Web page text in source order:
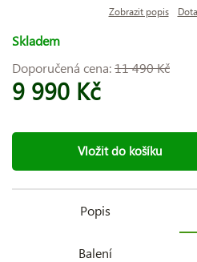
Zobrazit popis
Skladem
Doporučená cena:11 490 Kč
9 990 Kč
Vložit do košíku
Popis
Balení